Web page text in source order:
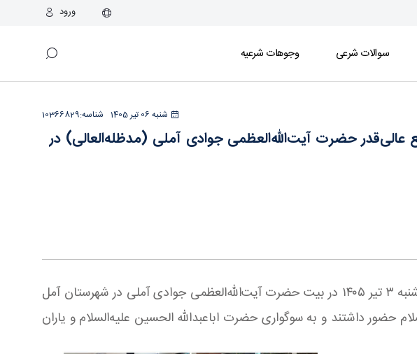
ورود
سوالات شرعی وجوهات شرعیه
شنبه 06 تیر 1405 10366829شناسه:
حضرت آیت‌الله‌العظمی جوادی آملی (مدظله‌العالی) در
همزمان با فرارسیدن نهم محرم الحرام ۱۴۴۸ هجری قمری، مراسم عزاداری تاسوعای حسینی روز چهارشنبه ۳ تیر ۱۴۰۵ در بیت حضرت آیت‌الله‌العظمی جوادی آملی در شهرستان آمل
حضور داشتند و به سوگواری حضرت اباعبدالله الحسین علیه‌السلام و یاران